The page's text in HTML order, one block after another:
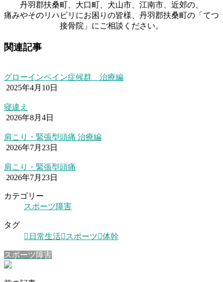
丹羽郡扶桑町、大口町、犬山市、江南市、近郊の、
痛みやそのリハビリにお困りの皆様、丹羽郡扶桑町の「てつ
接骨院」にご相談ください。
関連記事
グローインペイン症候群 治療編
2025年4月10日
寝違え
2026年8月4日
肩こり・緊張型頭痛 治療編
2026年7月23日
肩こり・緊張型頭痛
2026年7月23日
カテゴリー
スポーツ障害
タグ
日常生活
スポーツ 体幹
スポーツ障害